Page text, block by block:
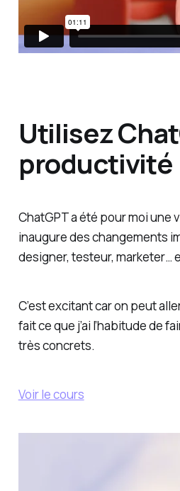
Utilisez
productivité
ChatGPT a été pour moi
inaugure des changements
designer, testeur, marketer…
C’est excitant car on peut
fait ce que j’ai l’habitude de
très concrets.
Voir le cours